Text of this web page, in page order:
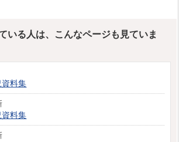
いる人は、こんなページも見ていま
料集
料集